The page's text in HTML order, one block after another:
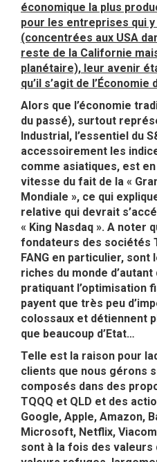
économique la plus
pour les entreprises qui
(concentrées aux USA
reste de la Californie
planétaire), leur avenir
qu’il s’agit de l’Économie
Alors que l’économie
du passé), surtout
Industrial, l’essentiel du
accessoirement les
comme asiatiques, est
vitesse du fait de la «
Mondiale », ce qui
relative qui devrait
« King Nasdaq ». A noter
fondateurs des sociétés
FANG en particulier, sont
riches du monde
pratiquant l’optimisation
payent que très peu
colossaux et détiennent
que beaucoup d’Etat…
Telle est la raison pour
clients que nous gérons
composés dans des
TQQQ et QLD et des
Google, Apple, Amazon,
Microsoft, Netflix,
sont à la fois des